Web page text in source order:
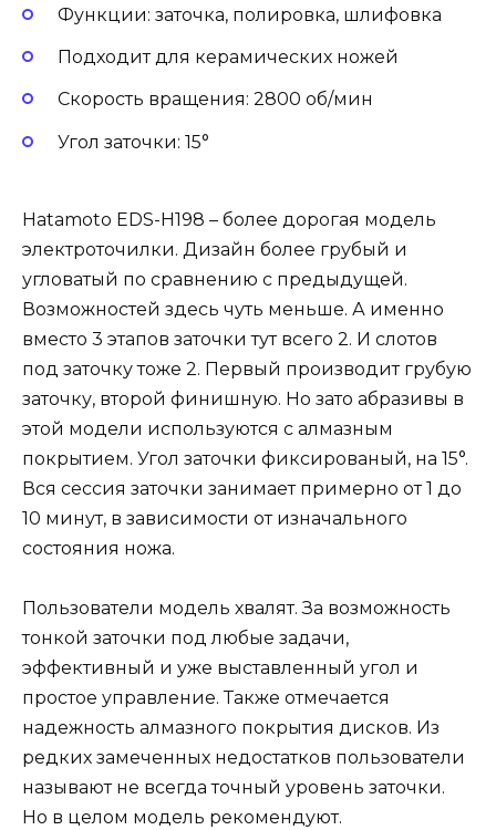
Функции: заточка, полировка, шлифовка
Подходит для керамических ножей
Скорость вращения: 2800 об/мин
Угол заточки: 15°
Hatamoto EDS-H198 – более дорогая модель
электроточилки. Дизайн более грубый и
угловатый по сравнению с предыдущей.
Возможностей здесь чуть меньше. А именно
вместо 3 этапов заточки тут всего 2. И слотов
под заточку тоже 2. Первый производит грубую
заточку, второй финишную. Но зато абразивы в
этой модели используются с алмазным
покрытием. Угол заточки фиксированый, на 15°.
Вся сессия заточки занимает примерно от 1 до
10 минут, в зависимости от изначального
состояния ножа.
Пользователи модель хвалят. За возможность
тонкой заточки под любые задачи,
эффективный и уже выставленный угол и
простое управление. Также отмечается
надежность алмазного покрытия дисков. Из
редких замеченных недостатков пользователи
называют не всегда точный уровень заточки.
Но в целом модель рекомендуют.